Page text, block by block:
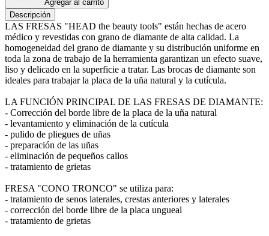
Agregar al carrito
Descripción
LAS FRESAS "HEAD the beauty tools" están hechas de acero
médico y revestidas con grano de diamante de alta calidad. La
homogeneidad del grano de diamante y su distribución uniforme en
toda la zona de trabajo de la herramienta garantizan un efecto suave,
liso y delicado en la superficie a tratar. Las brocas de diamante son
ideales para trabajar la placa de la uña natural y la cutícula.
LA FUNCIÓN PRINCIPAL DE LAS FRESAS DE DIAMANTE:
- Corrección del borde libre de la placa de la uña natural
- levantamiento y eliminación de la cutícula
- pulido de pliegues de uñas
- preparación de las uñas
- eliminación de pequeños callos
- tratamiento de grietas
FRESA "CONO TRONCO" se utiliza para:
- tratamiento de senos laterales, crestas anteriores y laterales
- corrección del borde libre de la placa ungueal
- tratamiento de grietas